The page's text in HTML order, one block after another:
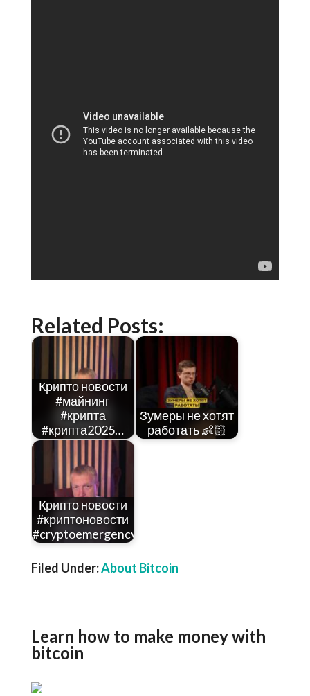
Related Posts:
Крипто новости
#майнинг
#крипта
#крипта2025…
Зумеры не хотят
работать 👶🏻
Крипто новости
#криптоновости
#cryptoemergency…
Filed Under:About Bitcoin
Learn how to make money with
bitcoin